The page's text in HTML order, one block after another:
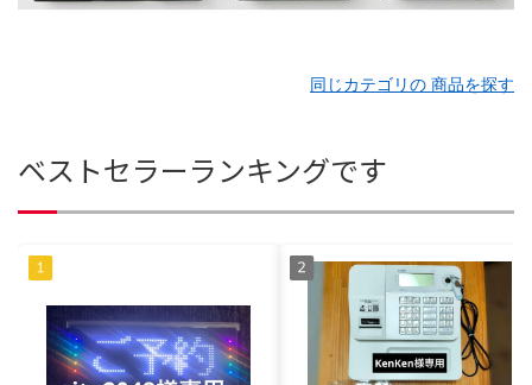
同じカテゴリの 商品を探す
ベストセラーランキングです